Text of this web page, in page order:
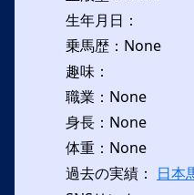
生年月日：
乗馬歴：None
趣味：
職業：None
身長：None
体重：None
過去の実績： 日本